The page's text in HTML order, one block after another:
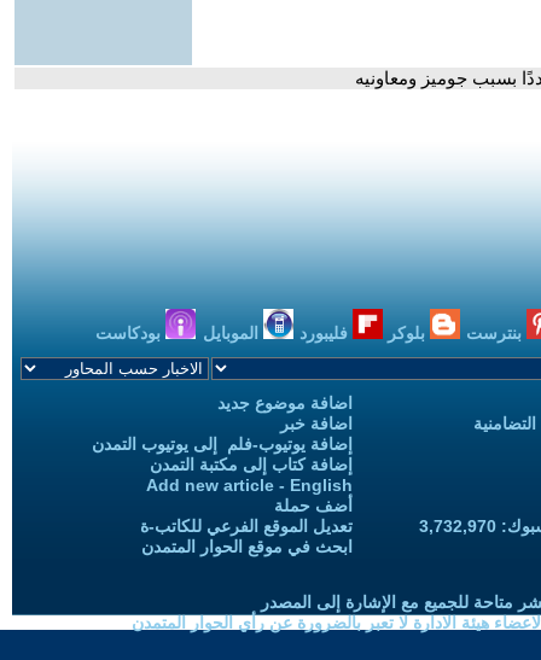
بسبب جوميز ومعاونيه
بنترست بلوكر فليبورد الموبايل بودكاست
اضافة موضوع جديد
اضافة خبر
إضافة يوتيوب-فلم إلى يوتيوب التمدن
إضافة كتاب إلى مكتبة التمدن
Add new article - English
أضف حملة
تعديل الموقع الفرعي للكاتب-ة
ابحث في موقع الحوار المتمدن
متاحة للجميع مع الإشارة إلى المصدر
هيئة الادارة لا تعبر بالضرورة عن رأي الحوار المتمدن